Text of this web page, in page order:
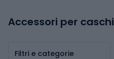
Accessori per caschi
Filtri e categorie